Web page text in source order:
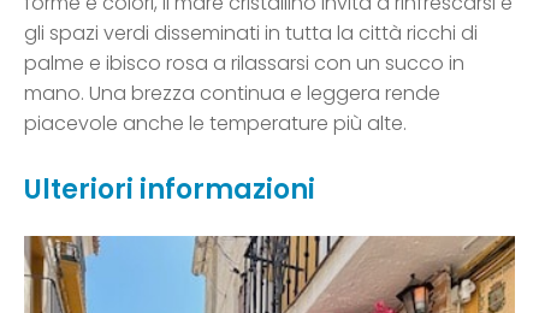
gli spazi verdi disseminati in tutta la città ricchi di
palme e ibisco rosa a rilassarsi con un succo in
mano. Una brezza continua e leggera rende
piacevole anche le temperature più alte.
Ulteriori informazioni